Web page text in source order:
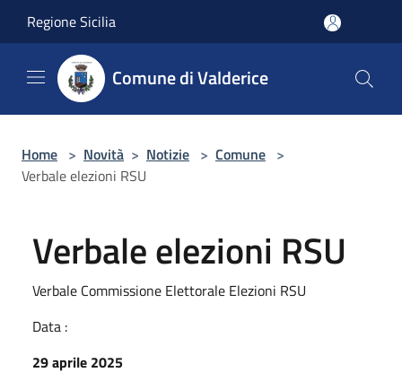
Regione Sicilia
Comune di Valderice
Home > Novità > Notizie > Comune >
Verbale elezioni RSU
Verbale elezioni RSU
Verbale Commissione Elettorale Elezioni RSU
Data :
29 aprile 2025